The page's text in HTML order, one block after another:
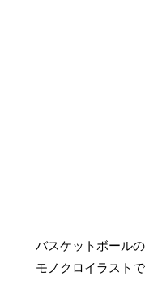
バスケットボール
モノクロイラスト